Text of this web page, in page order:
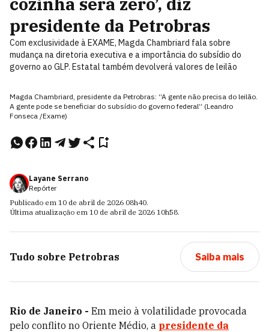
presidente da Petrobras
Com exclusividade à EXAME, Magda Chambriard fala sobre
mudança na diretoria executiva e a importância do subsídio do
governo ao GLP. Estatal também devolverá valores de leilão
Magda Chambriard, presidente da Petrobras: “A gente não precisa do leilão.
A gente pode se beneficiar do subsídio do governo federal” (Leandro
Fonseca /Exame)
Layane Serrano
Repórter
Publicado em 10 de abril de 2026 08h40.
Última atualização em 10 de abril de 2026 10h58.
Tudo sobre Petrobras Saiba mais
Rio de Janeiro - Em meio à volatilidade provocada
pelo conflito no Oriente Médio, a presidente da